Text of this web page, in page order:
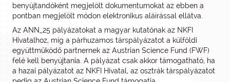
benyújtandóként megjelölt dokumentumokat az ebben a
pontban megjelölt módon elektronikus aláírással ellátva.
Az ANN_25 pályázatokat a magyar kutatónak az NKFI
Hivatalhoz, míg a párhuzamos társpályázatot a külföldi
együttműködő partnernek az Austrian Science Fund (FWF)
felé kell benyújtania. A pályázat csak akkor támogatható, ha
a hazai pályázatot az NKFI Hivatal, az osztrák társpályázatot